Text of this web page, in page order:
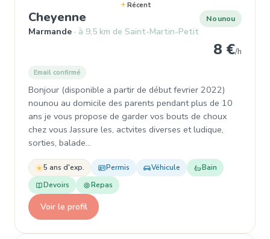
Récent
Cheyenne , Nounou à Marmande
Marmande à 9,5 km de Saint-Martin-Petit
Nounou
8 €/h
Email confirmé
Bonjour (disponible a partir de début fevrier 2022)
nounou au domicile des parents pendant plus de 10
ans je vous propose de garder vos bouts de choux
chez vous Jassure les, actvites diverses et ludique,
sorties, balade…
5 ans d'exp. Permis Véhicule
Bain
Devoirs
Repas
Voir le profil